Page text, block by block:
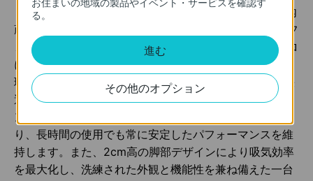
「Archer GE550」は、最適な位置に配置された4本の内
蔵高性能アンテナと、独自のWi-Fi最適化機能、ビームフ
ォーミング技術を採用。これにより、Wi-Fiの死角をゼロ
にし、広範囲で安定した接続を提供します。さらに、処
理速度を向上させる高性能CPUを搭載し、スムーズで快
適なゲームプレイを実現。冷却用通気口と大型ヒートシ
ンクを備え、適切なエアフローと効率的な放熱設計によ
り、長時間の使用でも常に安定したパフォーマンスを維
持します。また、2cm高の脚部デザインにより吸気効率
を最大化し、洗練された外観と機能性を兼ね備えた一台
る。
進む
その他のオプション